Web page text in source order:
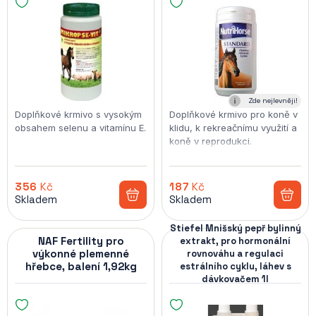
Doplňkové krmivo s vysokým
obsahem selenu a vitamínu E.
356 Kč
Skladem
Zde nejlevněji!
Doplňkové krmivo pro koně v
klidu, k rekreačnímu využití a
koně v reprodukci.
187 Kč
Skladem
NAF Fertility pro
výkonné plemenné
hřebce, balení 1,92kg
Stiefel Mnišský pepř bylinný
extrakt, pro hormonální
rovnováhu a regulaci
estrálního cyklu, láhev s
dávkovačem 1l